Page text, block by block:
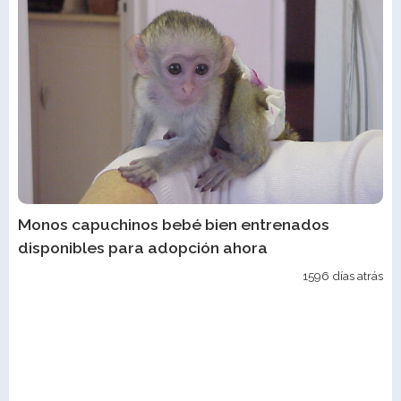
Monos capuchinos bebé bien entrenados
disponibles para adopción ahora
1596 días atrás